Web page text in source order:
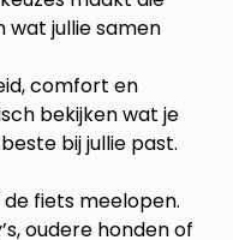
wat jullie samen
comfort en
bekijken wat je
bij jullie past.
fiets meelopen.
oudere honden of